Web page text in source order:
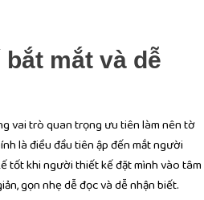
mắt và dễ
vai trò quan trọng ưu tiên làm nên tờ
là điều đầu tiên ập đến mắt người
tốt khi người thiết kế đặt mình vào tâm
gọn nhẹ dễ đọc và dễ nhận biết.